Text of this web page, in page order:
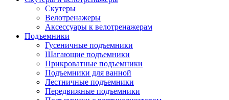
Скутеры
Велотренажеры
Аксессуары к велотренажерам
Подъемники
Гусеничные подъемники
Шагающие подъемники
Прикроватные подъемники
Подъемники для ванной
Лестничные подъемники
Передвижные подъемники